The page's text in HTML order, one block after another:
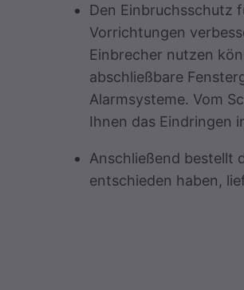
Den Einbruchsschutz
Vorrichtungen
Einbrecher nutzen
abschließbare
Alarmsysteme. Vom
Ihnen das Eindringen
Anschließend bestellt
entschieden haben,